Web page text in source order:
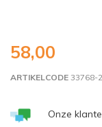
58,00
ARTIKELCODE 33768-
Onze